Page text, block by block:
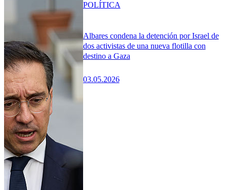
Albares condena la detención por Israel de
dos activistas de una nueva flotilla con
destino a Gaza
03.05.2026
POLÍTICA